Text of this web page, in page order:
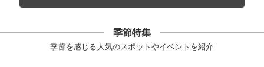
季節特集
季節を感じる人気のスポットやイベントを紹介